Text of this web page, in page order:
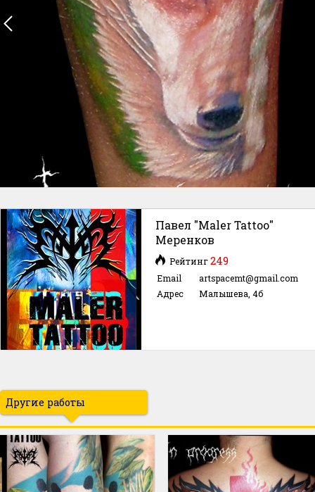
Павел "Maler Tattoo"
Меренков
Рейтинг249
Email
artspacemt@gmail.com
Адрес
Малышева, 4б
Другие работы